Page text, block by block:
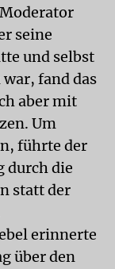
seine
und selbst
fand das
aber mit
Um
führte der
durch die
statt der
erinnerte
über den